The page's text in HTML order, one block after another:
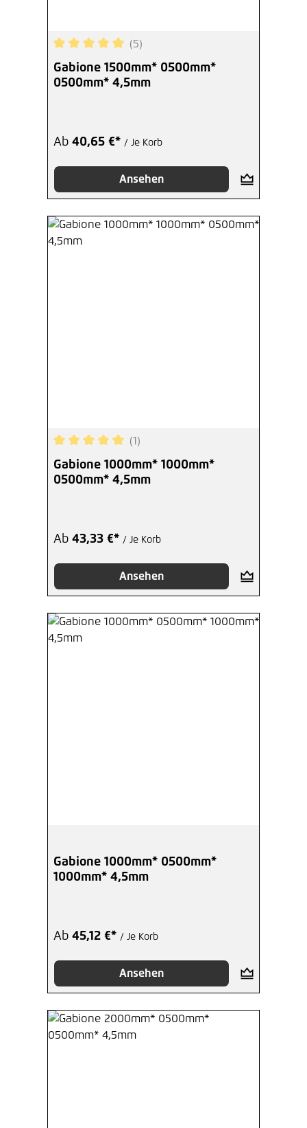
Durchschnittliche Bewertung von 5 von 5
(5)
Gabione 1500mm* 0500mm*
0500mm* 4,5mm
Ab 40,65 €* / Je Korb
Ansehen
Durchschnittliche Bewertung von 5 von 5
(1)
Gabione 1000mm* 1000mm*
0500mm* 4,5mm
Ab 43,33 €* / Je Korb
Ansehen
Gabione 1000mm* 0500mm*
1000mm* 4,5mm
Ab 45,12 €* / Je Korb
Ansehen